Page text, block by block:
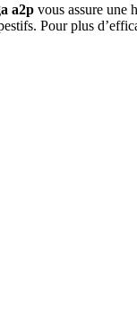
a2p vous assure une
Pour plus